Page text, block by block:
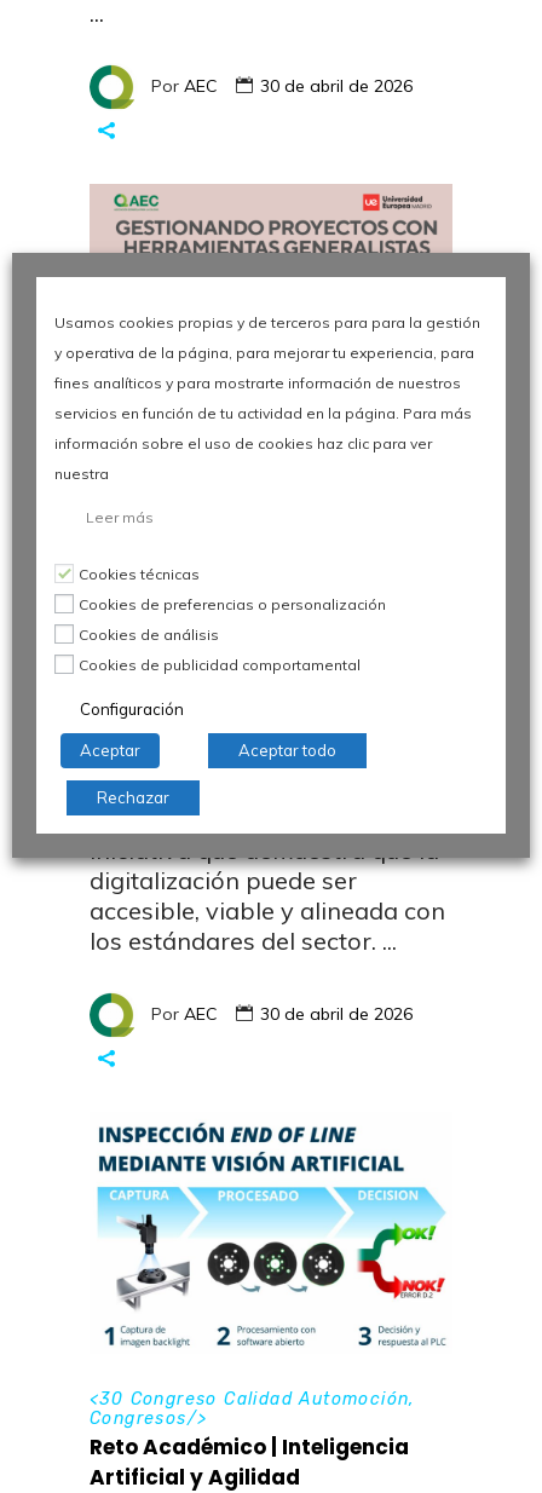
Por AEC 30 de abril de 2026
<30 Congreso Calidad Automoción
Madrid aborda el reto de la
Digitalización en el 30º
Congreso de Calidad en la
Automoción, proponiendo una
solución basada en Microsoft
365 para mejorar la
trazabilidad, el control
documental y la eficiencia en
proveedores Tier 2, 3 y 4. Una
iniciativa que demuestra que la
digitalización puede ser
accesible, viable y alineada con
los estándares del sector.
Por AEC 30 de abril de 2026
<30 Congreso Calidad Automoción,
Congresos/>
Reto Académico | Inteligencia
Artificial y Agilidad
Usamos cookies propias y de terceros para para la gestión
y operativa de la página, para mejorar tu experiencia, para
fines analíticos y para mostrarte información de nuestros
servicios en función de tu actividad en la página. Para más
información sobre el uso de cookies haz clic para ver
nuestra
Leer más
Cookies técnicas
Cookies de preferencias o personalización
Cookies de análisis
Cookies de publicidad comportamental
Configuración
Aceptar Aceptar todo
Rechazar